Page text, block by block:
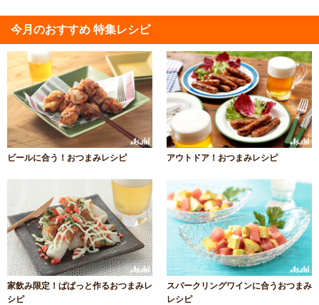
今月のおすすめ 特集レシピ
ビールに合う！おつまみレシピ アウトドア！おつまみレシピ
家飲み限定！ぱぱっと作るおつまみレ
シピ
スパークリングワインに合うおつまみ
レシピ